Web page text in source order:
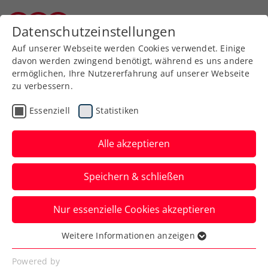
Zurück zur Newsübersicht
Turniere
Upper Austria Young
Ladies Wild-Card-
Challenge: Koller führt
Sextett an
Die ersten Sechs sind für den Kampf um
eine Qualifikations-Wildcard fürs WTA-
Turnier in Linz qualifiziert.
Datenschutzeinstellungen
Auf unserer Webseite werden Cookies verwendet. Einige
davon werden zwingend benötigt, während es uns andere
ermöglichen, Ihre Nutzererfahrung auf unserer Webseite
zu verbessern.
Essenziell Statistiken
Alle akzeptieren
Speichern & schließen
Nur essenzielle Cookies akzeptieren
Essenziell
Essenzielle Cookies werden für grundlegende
Weitere Informationen anzeigen
Powered by